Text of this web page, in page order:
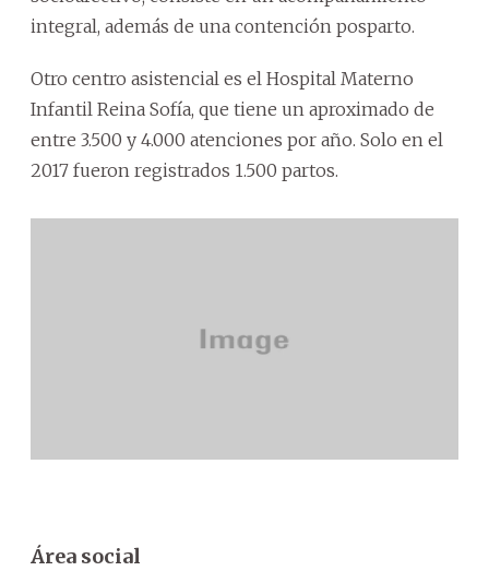
integral, además de una contención posparto.
Otro centro asistencial es el Hospital Materno
Infantil Reina Sofía, que tiene un aproximado de
entre 3.500 y 4.000 atenciones por año. Solo en el
2017 fueron registrados 1.500 partos.
Área social